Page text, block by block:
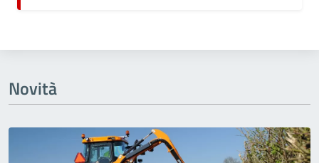
Novità